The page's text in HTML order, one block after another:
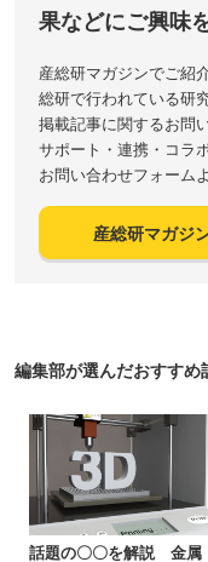
果などにご興味
産総研マガジンでご紹
総研で行われている研
掲載記事に関するお問
サポート・連携・コラ
お問い合わせフォーム
産総研マガジ
編集部が選んだおすすめ
話題の〇〇を解説 金属